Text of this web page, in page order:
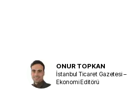
ONUR TOPKAN
İstanbul Ticaret Gazetesi –
Ekonomi Editörü